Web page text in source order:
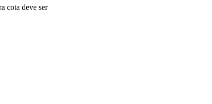
cota deve ser